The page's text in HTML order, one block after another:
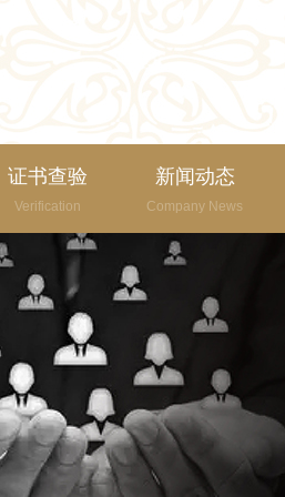
证书查验
Verification
新闻动态
Company News